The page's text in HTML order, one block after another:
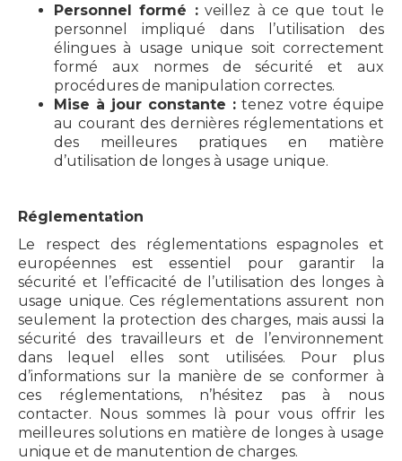
Personnel formé :veillez à ce que tout le
personnel impliqué dans l’utilisation des
élingues à usage unique soit correctement
formé aux normes de sécurité et aux
procédures de manipulation correctes.
Mise à jour constante : tenez votre équipe
au courant des dernières réglementations et
des meilleures pratiques en matière
d’utilisation de longes à usage unique.
Réglementation
Le respect des réglementations espagnoles et
européennes est essentiel pour garantir la
sécurité et l’efficacité de l’utilisation des longes à
usage unique. Ces réglementations assurent non
seulement la protection des charges, mais aussi la
sécurité des travailleurs et de l’environnement
dans lequel elles sont utilisées. Pour plus
d’informations sur la manière de se conformer à
ces réglementations, n’hésitez pas à nous
contacter. Nous sommes là pour vous offrir les
meilleures solutions en matière de longes à usage
unique et de manutention de charges.